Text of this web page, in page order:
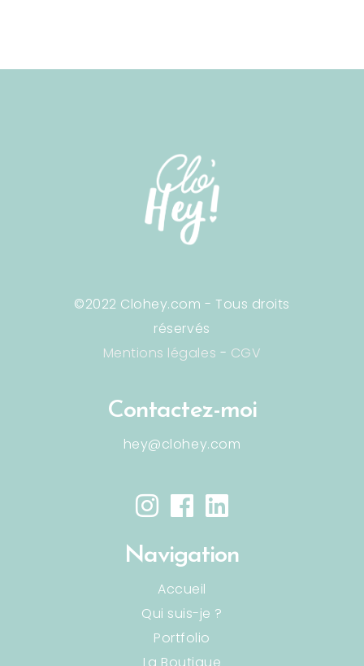
©2022 Clohey.com - Tous droits
réservés
Mentions légales - CGV
Contactez-moi
hey@clohey.com
Navigation
Accueil
Qui suis-je ?
Portfolio